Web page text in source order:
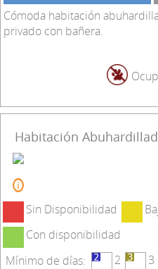
Cómoda habitación
privado con bañera.
Habitación
Sin Disponibilidad
Con disponibilidad
Mínimo de días:
2 3